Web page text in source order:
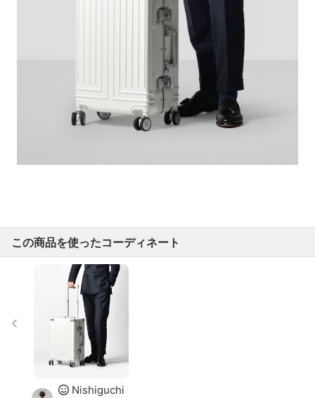
この商品を使ったコーディネート
Nishiguchi